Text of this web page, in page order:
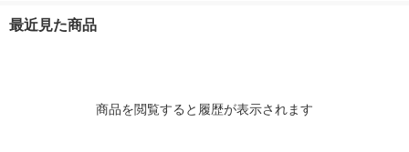
最近見た商品
商品を閲覧すると履歴が表示されます